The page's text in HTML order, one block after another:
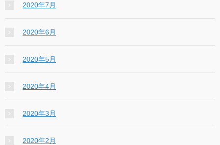
2020年7月
2020年6月
2020年5月
2020年4月
2020年3月
2020年2月